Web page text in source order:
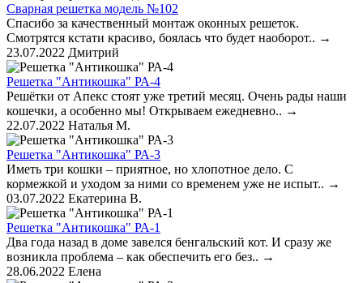
Сварная решетка модель №102
Спасибо за качественный монтаж оконных решеток.
Смотрятся кстати красиво, боялась что будет наоборот.. →
23.07.2022 Дмитрий
Решетка "Антикошка" РА-4
Решётки от Апекс стоят уже третий месяц. Очень рады наши
кошечки, а особенно мы! Открываем ежедневно.. →
22.07.2022 Наталья М.
Решетка "Антикошка" РА-3
Иметь три кошки – приятное, но хлопотное дело. С
кормежкой и уходом за ними со временем уже не испыт.. →
03.07.2022 Екатерина В.
Решетка "Антикошка" РА-1
Два года назад в доме завелся бенгальский кот. И сразу же
возникла проблема – как обеспечить его без.. →
28.06.2022 Елена